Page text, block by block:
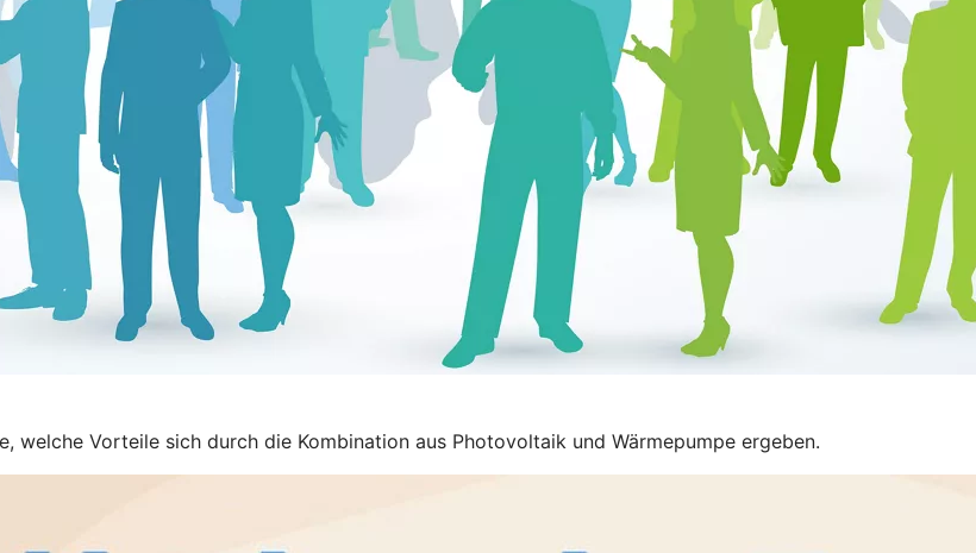
welche Vorteile sich durch die Kombination aus Photovoltaik und Wärmepumpe ergeben.